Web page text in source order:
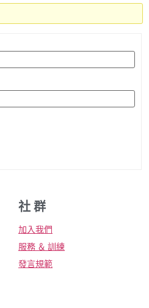
社 群
加入我們
服務 ＆ 訓練
發言規範